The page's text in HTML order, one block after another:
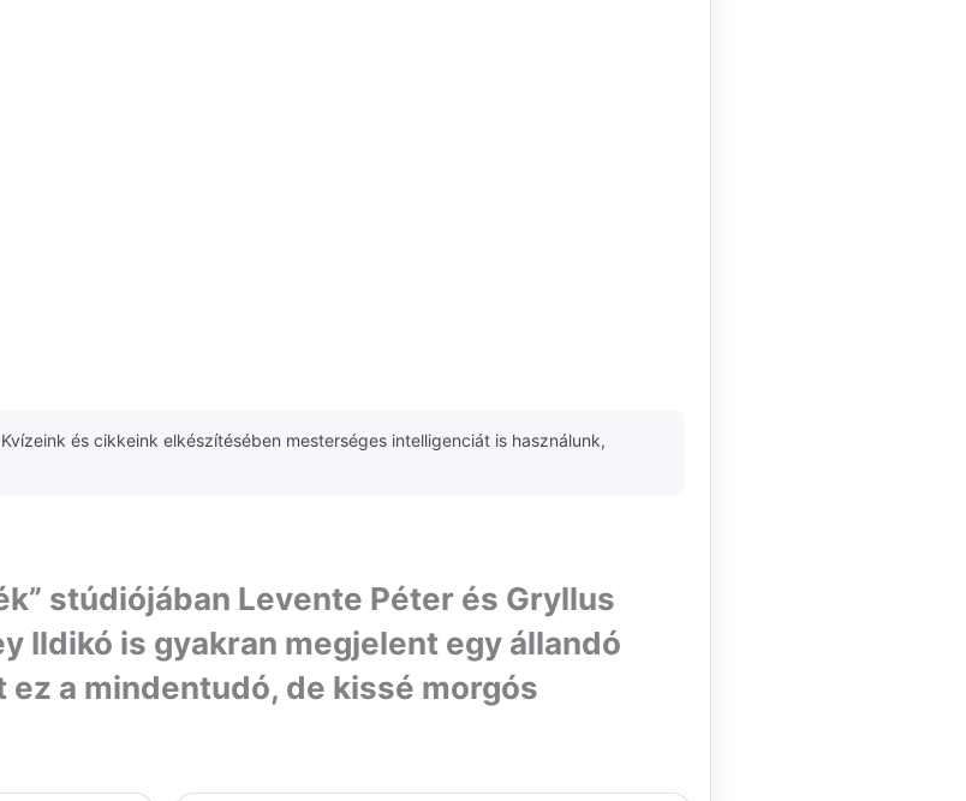
Kvízeink és cikkeink elkészítésében mesterséges intelligenciát is használunk,
stúdiójában Levente Péter és Gryllus
Ildikó is gyakran megjelent egy állandó
a mindentudó, de kissé morgós